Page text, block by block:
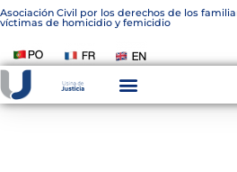
Asociación Civil por los derechos de los
víctimas de homicidio y femicidio